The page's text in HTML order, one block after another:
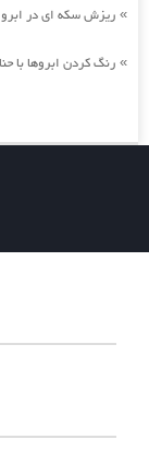
» ریزش سکه ای در ابرو
» رنگ کردن ابروها با حنا